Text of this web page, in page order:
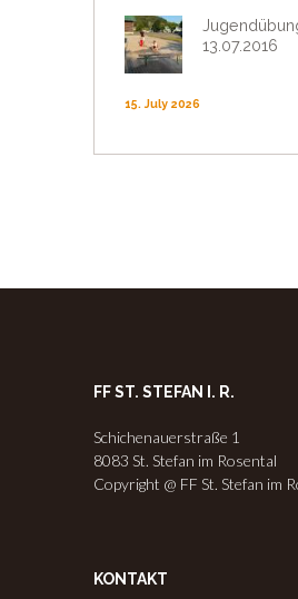
13.07.2016
15. July 2026
FF ST. STEFAN I. R.
Schichenauerstraße 1
8083 St. Stefan im Rosental
Copyright @ FF St. Stefan im
KONTAKT